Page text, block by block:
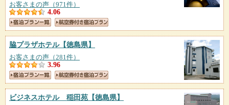
お客さまの声（971件）
4.06
脇プラザホテル【徳島県】
お客さまの声（281件）
3.96
ビジネスホテル 稲田苑 【徳島県】